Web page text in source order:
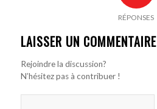
RÉPONSES
LAISSER UN COMMENTAIRE
Rejoindre la discussion?
N’hésitez pas à contribuer !